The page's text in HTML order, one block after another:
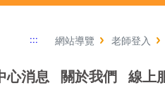
::: 網站導覽 老師登入
心消息 關於我們 線上